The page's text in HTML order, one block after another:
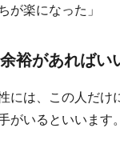
が楽になった」
裕があれば
には、この人だけ
がいるといいます